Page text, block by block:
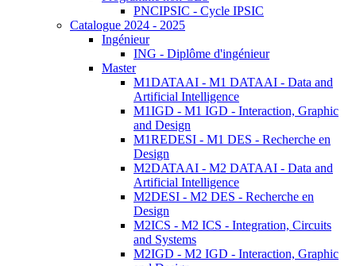
PNCIPSIC - Cycle IPSIC
Catalogue 2024 - 2025
Ingénieur
ING - Diplôme d'ingénieur
Master
M1DATAAI - M1 DATAAI - Data and
Artificial Intelligence
M1IGD - M1 IGD - Interaction, Graphic
and Design
M1REDESI - M1 DES - Recherche en
Design
M2DATAAI - M2 DATAAI - Data and
Artificial Intelligence
M2DESI - M2 DES - Recherche en
Design
M2ICS - M2 ICS - Integration, Circuits
and Systems
M2IGD - M2 IGD - Interaction, Graphic